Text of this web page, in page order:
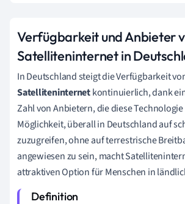
Verfügbarkeit und Anbieter
Satelliteninternet in
In Deutschland steigt die Verfügbarkeit
Satelliteninternetkontinuierlich, dank
Zahl von Anbietern, die diese
Möglichkeit, überall in Deutschland auf
zuzugreifen, ohne auf terrestrische
angewiesen zu sein, macht
attraktiven Option für Menschen in